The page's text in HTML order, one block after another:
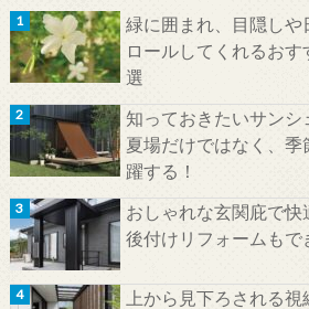
緑に囲まれ、目隠しや
ロールしてくれるお
選
知っておきたいサンシ
夏場だけではなく、
躍する！
おしゃれな玄関庇で快
後付けリフォームもで
上から見下ろされる